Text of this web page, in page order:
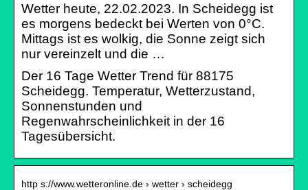
Wetter heute, 22.02.2023. In Scheidegg ist
es morgens bedeckt bei Werten von 0°C.
Mittags ist es wolkig, die Sonne zeigt sich
nur vereinzelt und die …
Der 16 Tage Wetter Trend für 88175
Scheidegg. Temperatur, Wetterzustand,
Sonnenstunden und
Regenwahrscheinlichkeit in der 16
Tagesübersicht.
http s://www.wetteronline.de › wetter › scheidegg